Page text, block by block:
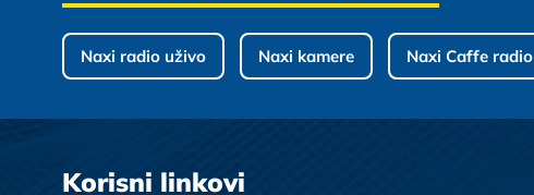
Naxi radio uživo Naxi kamere Naxi Caffe radio
Korisni linkovi